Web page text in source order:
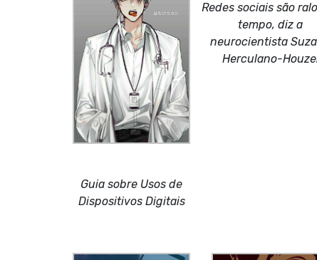
Guia sobre Usos de
Dispositivos Digitais
Redes sociais são
tempo, diz a
neurocientista
Herculano-